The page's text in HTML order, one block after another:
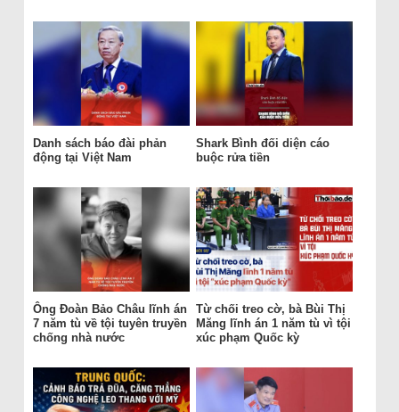
Danh sách báo đài phản
động tại Việt Nam
Shark Bình đối diện cáo
buộc rửa tiền
Ông Đoàn Bảo Châu lĩnh án
7 năm tù về tội tuyên truyền
chống nhà nước
Từ chối treo cờ, bà Bùi Thị
Măng lĩnh án 1 năm tù vì tội
xúc phạm Quốc kỳ